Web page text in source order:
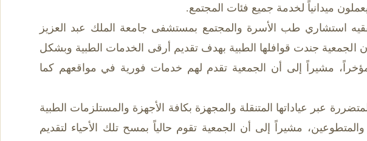
استشاري طب الأسرة والمجتمع بمستشفى جامعة الملك عبد العزيز
الجمعية جندت قوافلها الطبية بهدف تقديم أرقى الخدمات الطبية وبشكل
مشيراً إلى أن الجمعية تقدم لهم خدمات فورية في مواقعهم كما
عبر عياداتها المتنقلة والمجهزة بكافة الأجهزة والمستلزمات الطبية
مشيراً إلى أن الجمعية تقوم حالياً بمسح تلك الأحياء لتقديم